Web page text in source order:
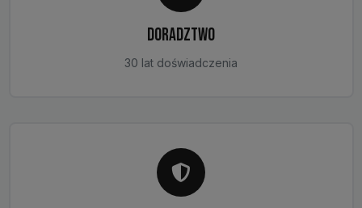
DORADZTWO
30 lat doświadczenia